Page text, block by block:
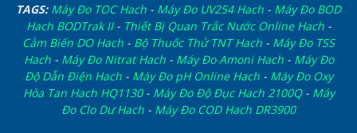
TAGS: Máy Đo TOC Hach - Máy Đo UV254 Hach - Máy Đo BOD
Hach BODTrak II- Thiết Bị Quan Trắc Nước Online Hach-
Cảm Biến DO Hach - Bộ Thuốc Thử TNT Hach - Máy Đo TSS
Hach- Máy Đo Nitrat Hach- Máy Đo Amoni Hach- Máy Đo
Độ Dẫn Điện Hach- Máy Đo pH Online Hach- Máy Đo Oxy
Hòa Tan Hach HQ1130- Máy Đo Độ Đục Hach 2100Q- Máy
Đo Clo Dư Hach - Máy Đo COD Hach DR3900